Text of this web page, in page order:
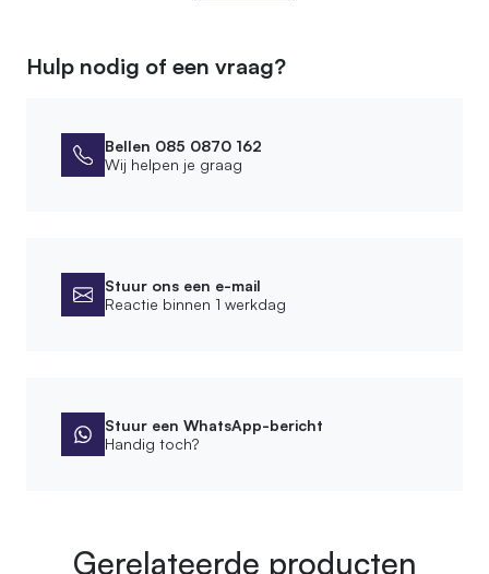
Diameter
Afwerking
Product
80 cm
SKU
Hulp nodig of een vraag?
Bellen 085 0870 162
Wij helpen je graag
Stuur ons een e-mail
Reactie binnen 1 werkdag
Stuur een WhatsApp-bericht
Handig toch?
Gerelateerde producten